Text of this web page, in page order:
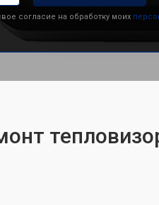
согласие на обработку моих